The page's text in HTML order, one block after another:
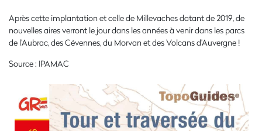
Après cette implantation et celle de Millevaches datant de 2019, de
nouvelles aires verront le jour dans les années à venir dans les parcs
de l’Aubrac, des Cévennes, du Morvan et des Volcans d’Auvergne !
Source : IPAMAC